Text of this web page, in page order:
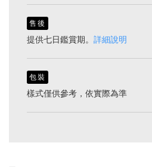
售後
提供七日鑑賞期。 詳細說明
包裝
樣式僅供參考，依實際為準